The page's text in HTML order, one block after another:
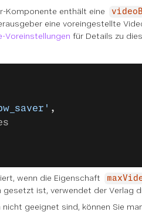
Komponente enthält eine
eine voreingestellte
Voreinstellungen für Details zu
,
wenn die Eigenschaft
gesetzt ist, verwendet der Verlag
geeignet sind, können Sie